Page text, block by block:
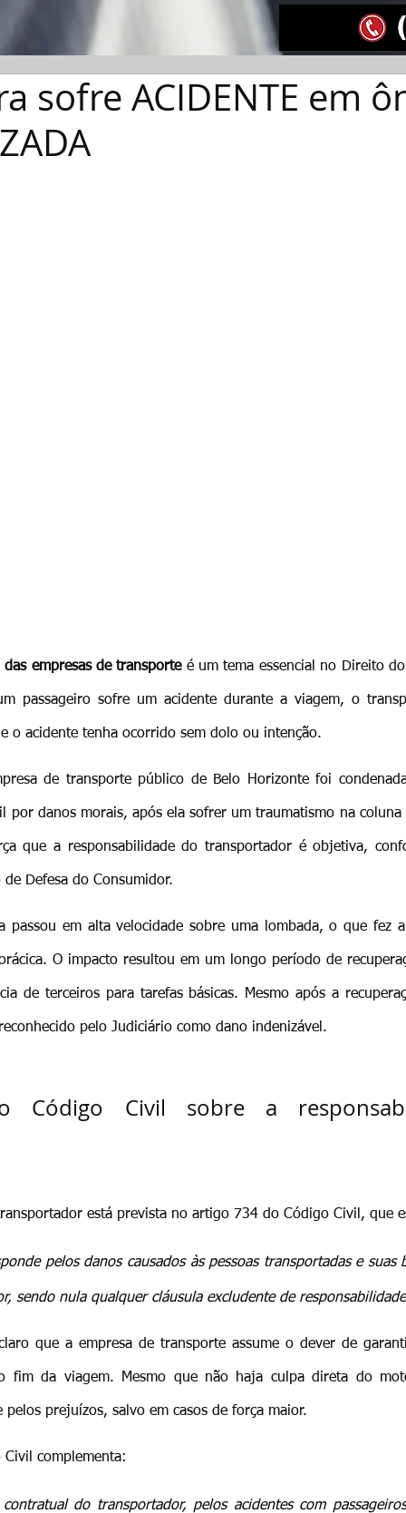
sofre ACIDENTE em
empresas de transporte é um tema essencial no Direito
passageiro sofre um acidente durante a viagem, o
o acidente tenha ocorrido sem dolo ou intenção.
de transporte público de Belo Horizonte foi
por danos morais, após ela sofrer um traumatismo na
que a responsabilidade do transportador é objetiva,
Defesa do Consumidor.
passou em alta velocidade sobre uma lombada, o que fez
O impacto resultou em um longo período de
de terceiros para tarefas básicas. Mesmo após a
pelo Judiciário como dano indenizável.
Civil sobre a
está prevista no artigo 734 do Código Civil, que
pelos danos causados às pessoas transportadas e suas
sendo nula qualquer cláusula excludente de
que a empresa de transporte assume o dever de
fim da viagem. Mesmo que não haja culpa direta do
prejuízos, salvo em casos de força maior.
complementa:
contratual do transportador, pelos acidentes com